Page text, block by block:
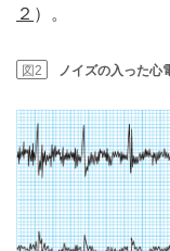
２ ）。
図2 ノイズの入った心